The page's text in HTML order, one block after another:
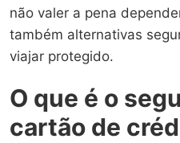
não valer a pena
também alternativas
viajar protegido.
O que é o
cartão de